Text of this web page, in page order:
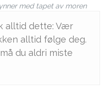
med tapet av moren
alltid dette: Vær
alltid følge deg.
du aldri miste